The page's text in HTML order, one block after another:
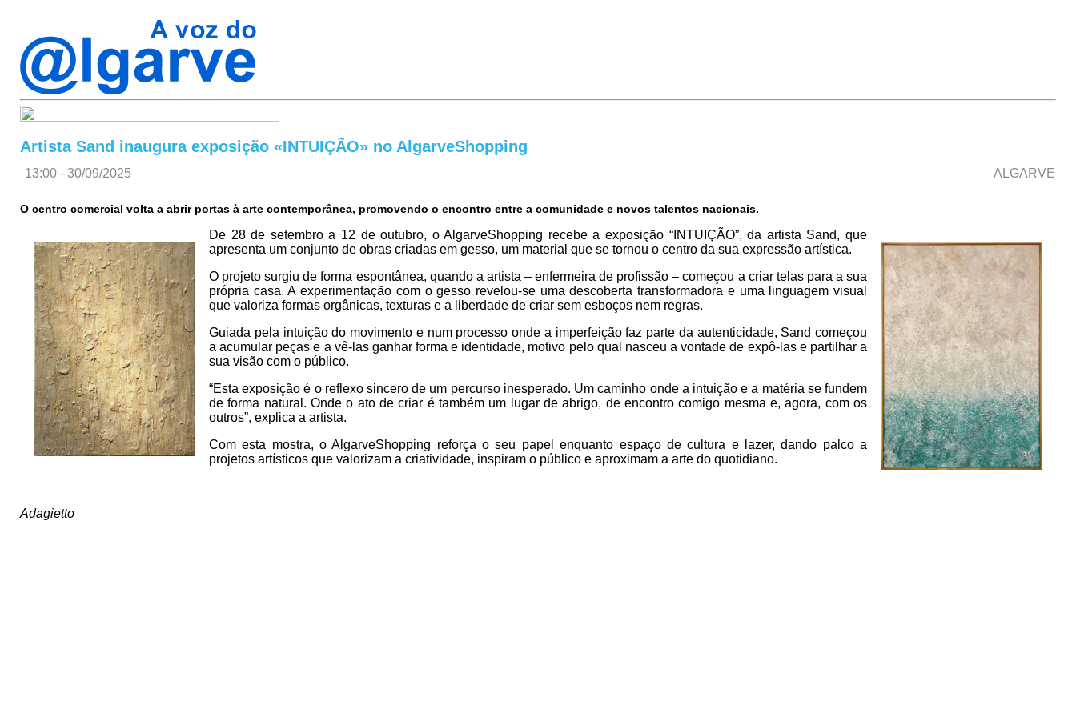
Artista Sand inaugura exposição «INTUIÇÃO» no AlgarveShopping
13:00 - 30/09/2025 ALGARVE
O centro comercial volta a abrir portas à arte contemporânea, promovendo o encontro entre a comunidade e novos talentos nacionais.
De 28 de setembro a 12 de outubro, o AlgarveShopping recebe a exposição “INTUIÇÃO”, da artista Sand, que
apresenta um conjunto de obras criadas em gesso, um material que se tornou o centro da sua expressão artística.
O projeto surgiu de forma espontânea, quando a artista – enfermeira de profissão – começou a criar telas para a sua
própria casa. A experimentação com o gesso revelou-se uma descoberta transformadora e uma linguagem visual
que valoriza formas orgânicas, texturas e a liberdade de criar sem esboços nem regras.
Guiada pela intuição do movimento e num processo onde a imperfeição faz parte da autenticidade, Sand começou
a acumular peças e a vê-las ganhar forma e identidade, motivo pelo qual nasceu a vontade de expô-las e partilhar a
sua visão com o público.
“Esta exposição é o reflexo sincero de um percurso inesperado. Um caminho onde a intuição e a matéria se fundem
de forma natural. Onde o ato de criar é também um lugar de abrigo, de encontro comigo mesma e, agora, com os
outros”, explica a artista.
Com esta mostra, o AlgarveShopping reforça o seu papel enquanto espaço de cultura e lazer, dando palco a
projetos artísticos que valorizam a criatividade, inspiram o público e aproximam a arte do quotidiano.
Adagietto